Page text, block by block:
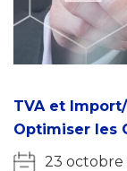
TVA et
Optimiser les
23 octobre